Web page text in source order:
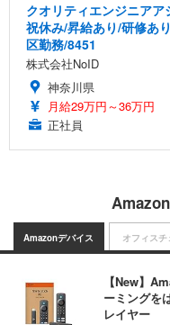
クオリティエンジニア
祝休み/昇給あり/研修あ
区勤務/8451
株式会社NoID
神奈川県
月給29万円～36万円
正社員
Amazonデバイス
【New】
ーミングを
レイヤー
オフィスチ